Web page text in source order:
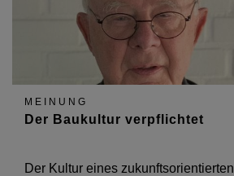
MEINUNG
Der Baukultur verpflichtet
Der Kultur eines zukunftsorientierten